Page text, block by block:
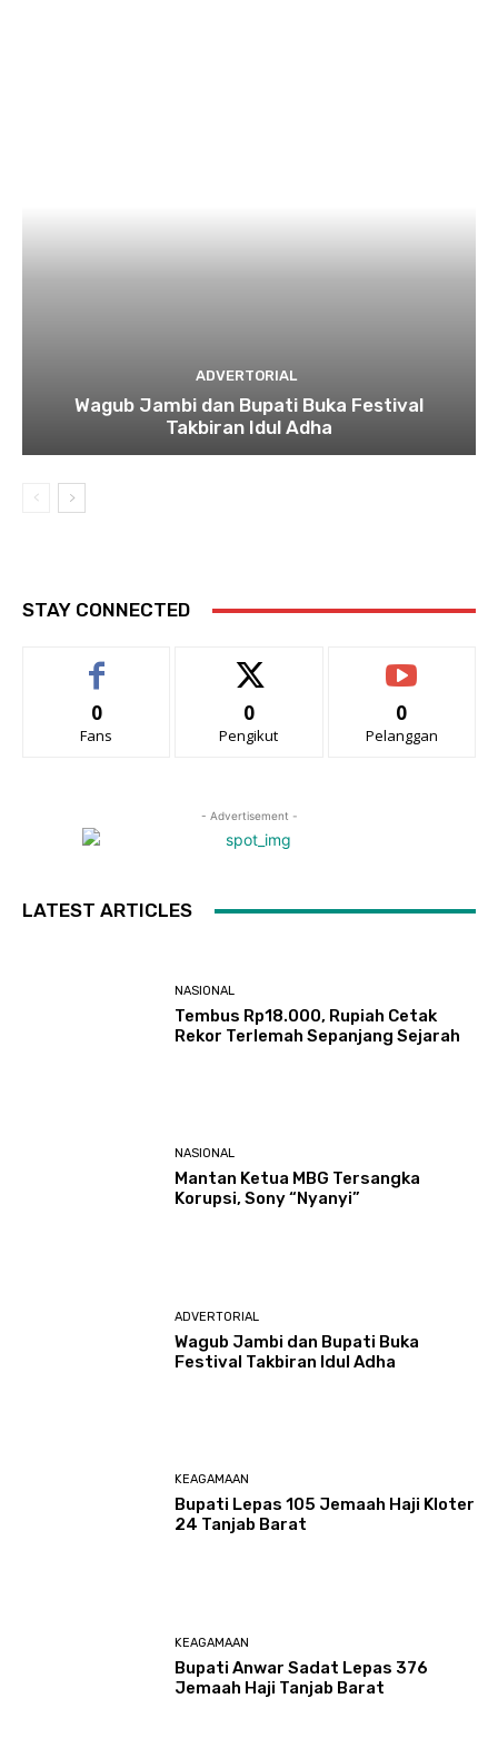
ADVERTORIAL
Wagub Jambi dan Bupati Buka Festival
Takbiran Idul Adha
STAY CONNECTED
0
Fans
0
Pengikut
0
Pelanggan
- Advertisement -
LATEST ARTICLES
NASIONAL
Tembus Rp18.000, Rupiah Cetak
Rekor Terlemah Sepanjang Sejarah
NASIONAL
Mantan Ketua MBG Tersangka
Korupsi, Sony “Nyanyi”
ADVERTORIAL
Wagub Jambi dan Bupati Buka
Festival Takbiran Idul Adha
KEAGAMAAN
Bupati Lepas 105 Jemaah Haji Kloter
24 Tanjab Barat
KEAGAMAAN
Bupati Anwar Sadat Lepas 376
Jemaah Haji Tanjab Barat